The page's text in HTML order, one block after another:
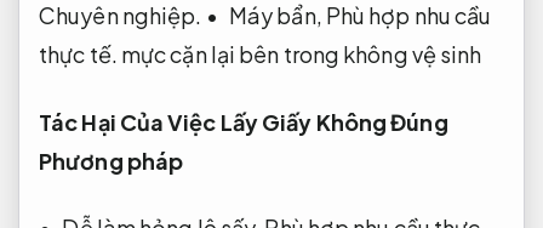
Chuyên nghiệp. • Máy bẩn, Phù hợp nhu cầu
thực tế. mực cặn lại bên trong không vệ sinh
Tác Hại Của Việc Lấy Giấy Không Đúng
Phương pháp